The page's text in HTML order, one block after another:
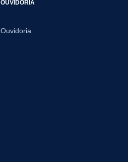
OUVIDORIA
Ouvidoria